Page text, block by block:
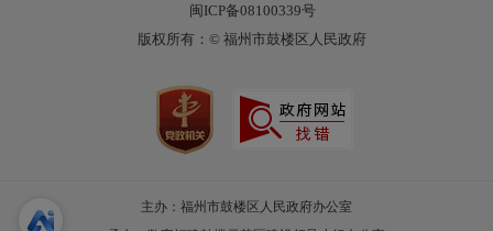
闽ICP备08100339号
版权所有：© 福州市鼓楼区人民政府
主办：福州市鼓楼区人民政府办公室